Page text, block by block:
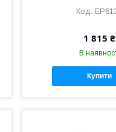
1 815 ₴
В
Купити